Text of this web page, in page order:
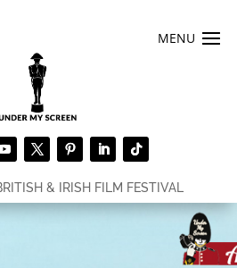
& IRISH FILM FESTIVAL